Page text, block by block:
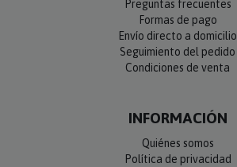
Preguntas frecuentes
Formas de pago
Envío directo a domicilio
Seguimiento del pedido
Condiciones de venta
INFORMACIÓN
Quiénes somos
Política de privacidad